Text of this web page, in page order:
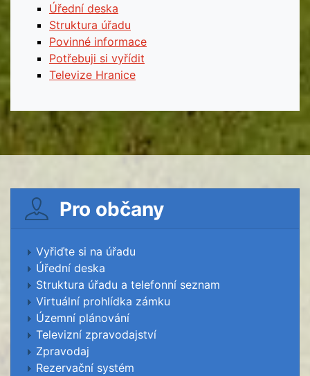
Úřední deska
Struktura úřadu
Povinné informace
Potřebuji si vyřídit
Televize Hranice
Pro občany
Vyřiďte si na úřadu
Úřední deska
Struktura úřadu a telefonní seznam
Virtuální prohlídka zámku
Územní plánování
Televizní zpravodajství
Zpravodaj
Rezervační systém